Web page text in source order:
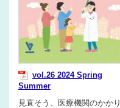
vol.26 2024 Spring
Summer
見直そう、医療機関のかかり